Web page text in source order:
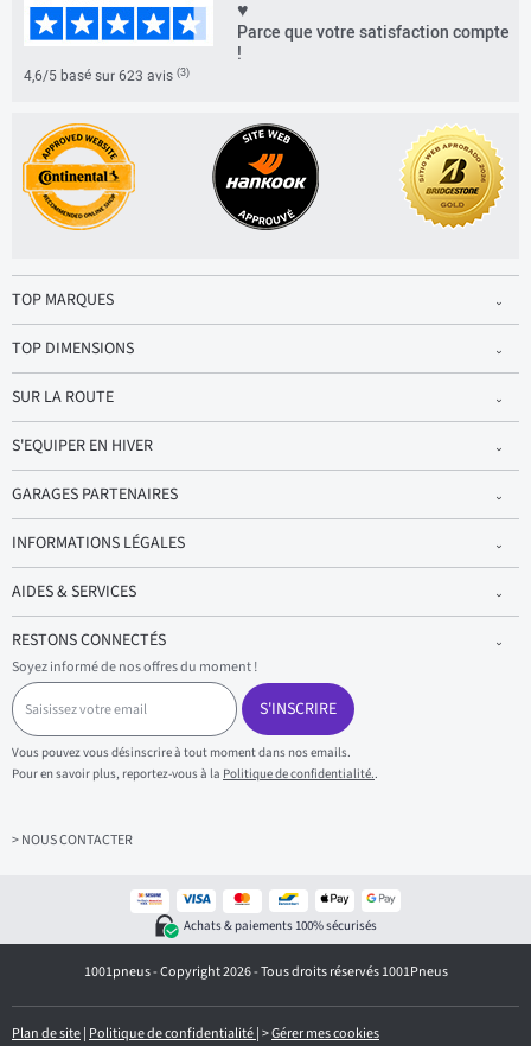
♥
Parce que votre satisfaction compte
!
4,6/5 basé sur 623 avis (3)
TOP MARQUES
TOP DIMENSIONS
SUR LA ROUTE
S'EQUIPER EN HIVER
GARAGES PARTENAIRES
INFORMATIONS LÉGALES
AIDES & SERVICES
RESTONS CONNECTÉS
Soyez informé de nos offres du moment !
S
a
i
s
i
s
z
i
l
S'INSCRIRE
Vous pouvez vous désinscrire à tout moment dans nos emails.
Pour en savoir plus, reportez-vous à la Politique de confidentialité..
> NOUS CONTACTER
Achats & paiements 100% sécurisés
1001pneus - Copyright 2026 - Tous droits réservés 1001Pneus
Plan de site| Politique de confidentialité|>Gérer mes cookies